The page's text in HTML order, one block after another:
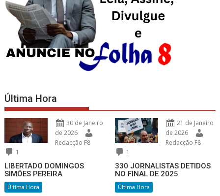
Última Hora
30 de Janeiro
de 2026
Redacção F8
1
LIBERTADO DOMINGOS
SIMÕES PEREIRA
Última Hora
21 de Janeiro
de 2026
Redacção F8
1
330 JORNALISTAS DETIDOS
NO FINAL DE 2025
Última Hora